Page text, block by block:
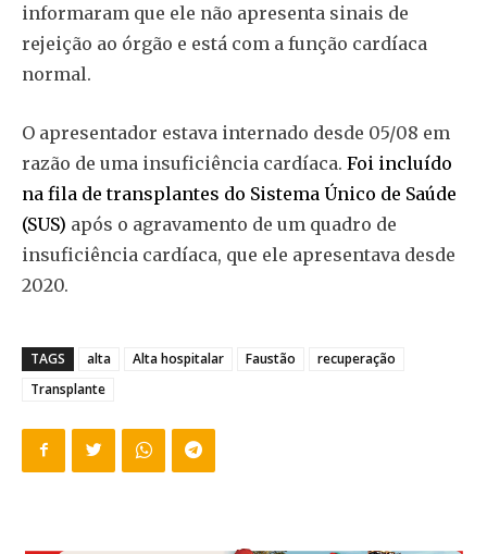
informaram que ele não apresenta sinais de
rejeição ao órgão e está com a função cardíaca
normal.
O apresentador estava internado desde 05/08 em
razão de uma insuficiência cardíaca. Foi incluído
na fila de transplantes do Sistema Único de Saúde
(SUS) após o agravamento de um quadro de
insuficiência cardíaca, que ele apresentava desde
2020.
TAGS alta Alta hospitalar Faustão
recuperação
Transplante